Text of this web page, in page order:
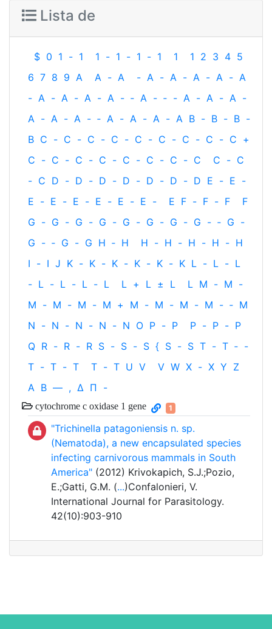
Lista de
$ 0 1 - 1 1 - 1 - 1 - 1 1 1 2 3 4 5
6 7 8 9 A A - A - A - A - A - A - A
- A - A - A - A - ‐ A - ‐ - A - A - A -
A - A - A - ‐ A - A - A - A B - B - B -
B C - C - C - C - C - C - C - C - C +
C - C - C - C - C - C - C - C C - C
- C D - D - D - D - D - D - D E - E -
E - E - E - E - E - E - E F - F - F
F
G - G - G - G - G - G - G - G - ‐ G -
G - ‐ G - G H ‐ H H - H - H - H - H
I - I J K - K - K - K - K - K L - L - L
- L - L - L - L L + L ± L L M - M -
M - M - M - M + M - M - M - M - ‐ M
N - N - N - N - N O P - P P - P - P
Q R - R - R S - S - S { S - S T - T ‐ -
T - T - T T - T U V V W X - X Y Z
Α Β — , Δ Π -
cytochrome c oxidase 1 gene 1
"Trichinella patagoniensis n. sp.
(Nematoda), a new encapsulated species
infecting carnivorous mammals in South
America" (2012) Krivokapich, S.J.;Pozio,
E.;Gatti, G.M. (...)Confalonieri, V.
International Journal for Parasitology.
42(10):903-910